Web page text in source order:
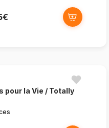
pour la Vie / Totally